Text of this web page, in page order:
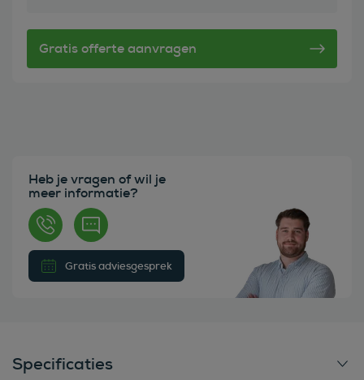
Heb je vragen of wil je
meer informatie?
Gratis adviesgesprek
Specificaties